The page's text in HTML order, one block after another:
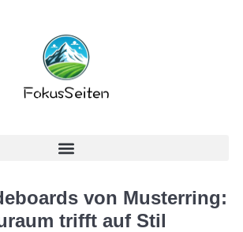
von Musterring:
trifft auf Stil